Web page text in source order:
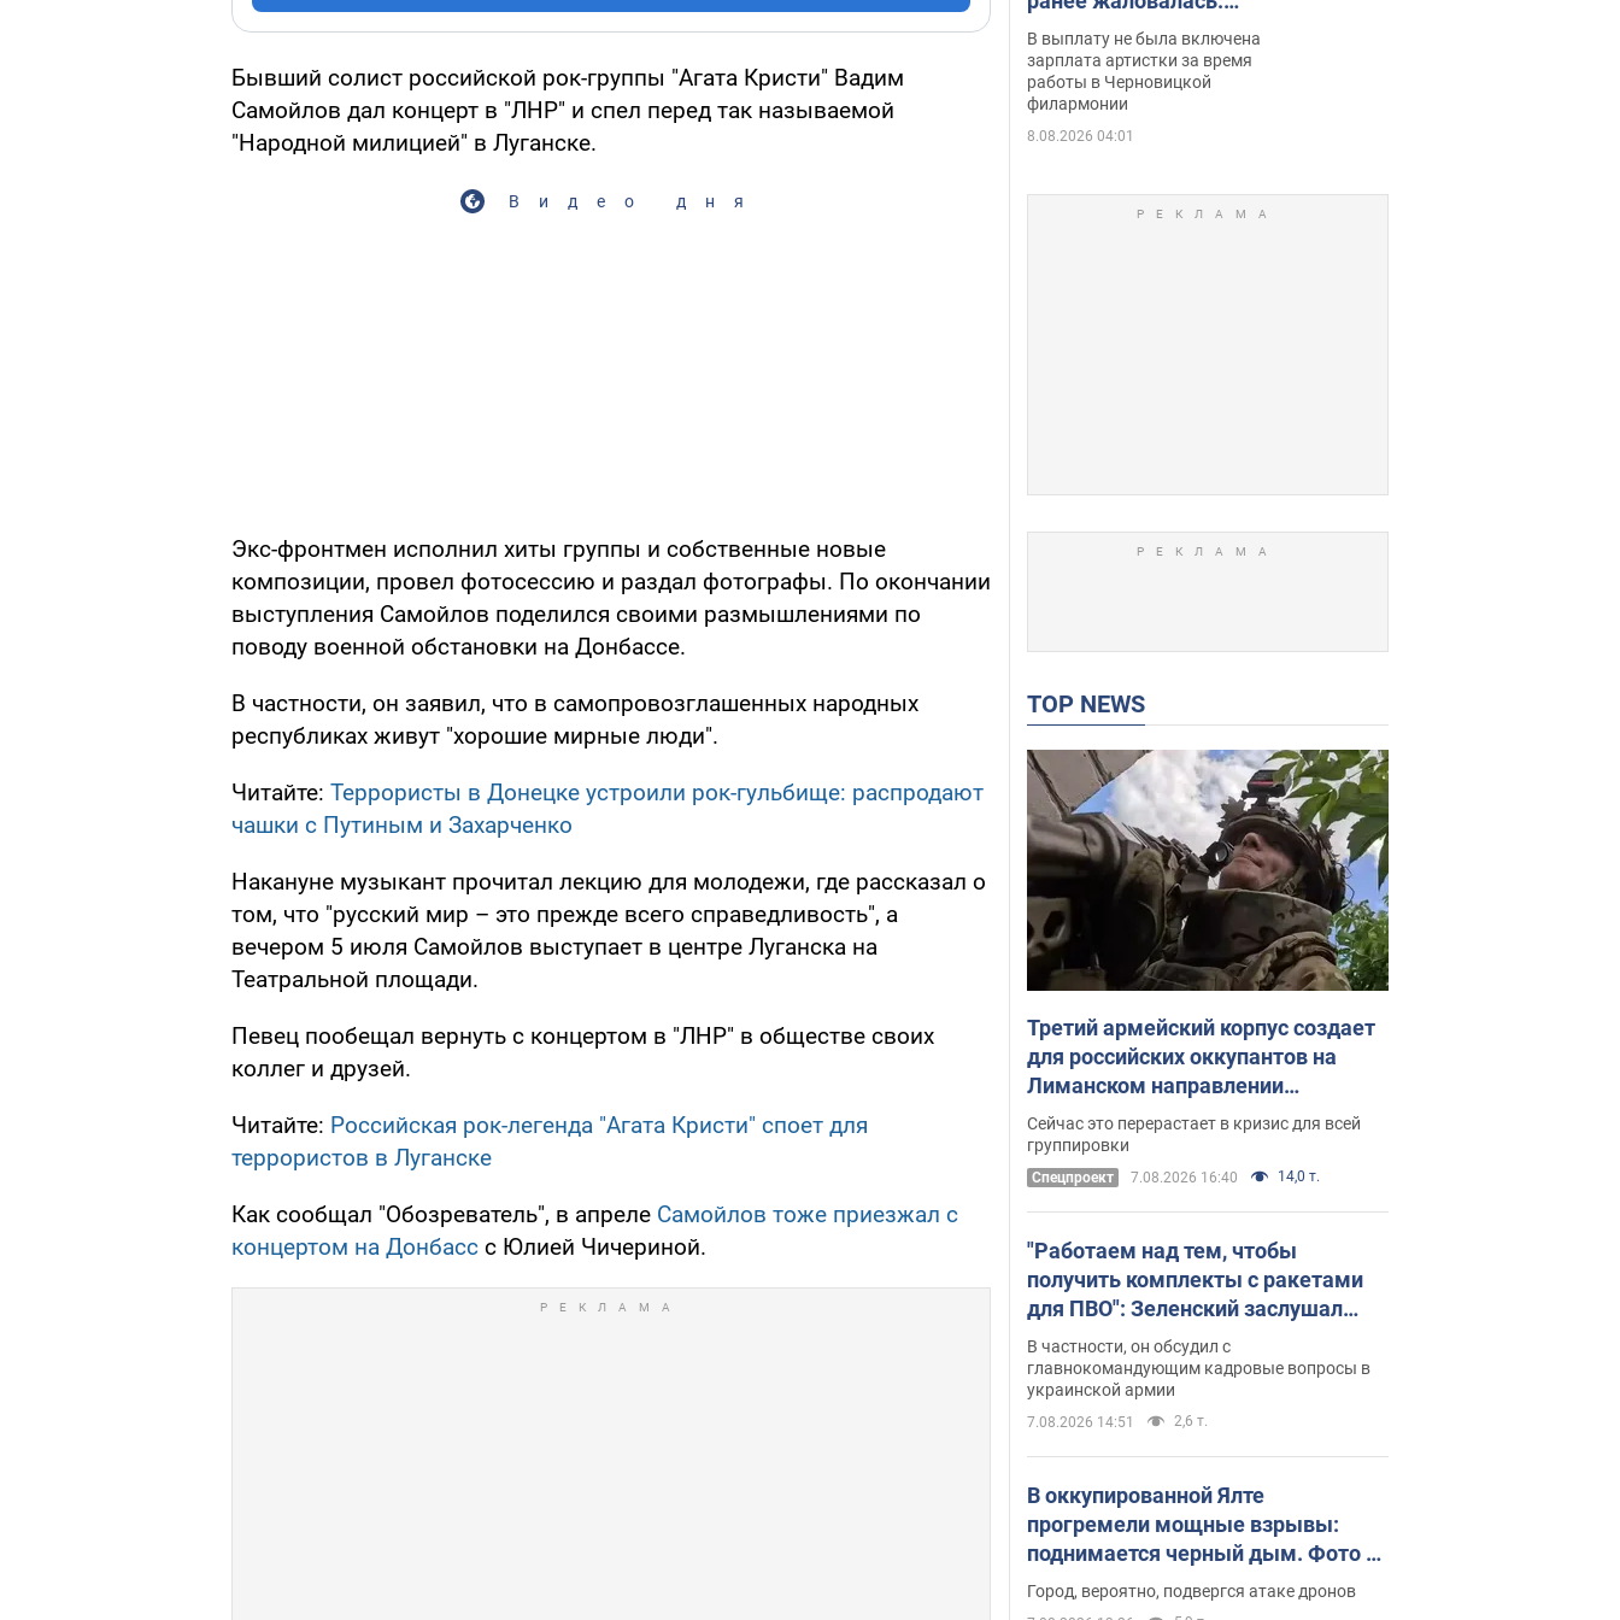
Бывший солист российской рок-группы "Агата Кристи" Вадим
Самойлов дал концерт в "ЛНР" и спел перед так называемой
"Народной милицией" в Луганске.
Видео дня
Экс-фронтмен исполнил хиты группы и собственные новые
композиции, провел фотосессию и раздал фотографы. По окончании
выступления Самойлов поделился своими размышлениями по
поводу военной обстановки на Донбассе.
В частности, он заявил, что в самопровозглашенных народных
республиках живут "хорошие мирные люди".
Читайте: Террористы в Донецке устроили рок-гульбище: распродают
чашки с Путиным и Захарченко
Накануне музыкант прочитал лекцию для молодежи, где рассказал о
том, что "русский мир – это прежде всего справедливость", а
вечером 5 июля Самойлов выступает в центре Луганска на
Театральной площади.
Певец пообещал вернуть с концертом в "ЛНР" в обществе своих
коллег и друзей.
Читайте: Российская рок-легенда "Агата Кристи" споет для
террористов в Луганске
Как сообщал "Обозреватель", в апреле Самойлов тоже приезжал с
концертом на Донбасс с Юлией Чичериной.
сколько получала
певица
В выплату не была включена
зарплата артистки за время
работы в Черновицкой
филармонии
8.08.2026 04:01
TOP NEWS
Третий армейский корпус создает
для российских оккупантов на
Лиманском направлении
критический дискомфорт: как это
удалось
Сейчас это перерастает в кризис для всей
группировки
Спецпроект 7.08.2026 16:40 14,0 т.
"Работаем над тем, чтобы
получить комплекты с ракетами
для ПВО": Зеленский заслушал
доклад Драпатого и объявил о
новых мерах
В частности, он обсудил с
главнокомандующим кадровые вопросы в
украинской армии
7.08.2026 14:51 2,6 т.
В оккупированной Ялте
прогремели мощные взрывы:
поднимается черный дым. Фото и
видео
Город, вероятно, подвергся атаке дронов